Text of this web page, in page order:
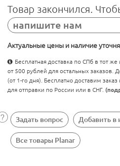
Товар закончился.
напишите нам
Актуальные цены и наличие
Бесплатная доставка по СПб в тот
от 500 рублей для остальных заказов.
(от 1-го дня). Бесплатно доставим
для отправки по России или в СНГ.
Задать вопрос Добавить в
Все товары Planar